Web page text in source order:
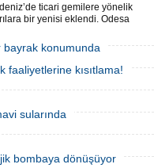
ticari gemilere yönelik
bir yenisi eklendi. Odesa
Alman işletmesindeki Emil
yangın çıktı; teknik sistemler
mürettebat tahliye edildi.
konumunda
faaliyetlerine kısıtlama!
sularında
bombaya dönüşüyor